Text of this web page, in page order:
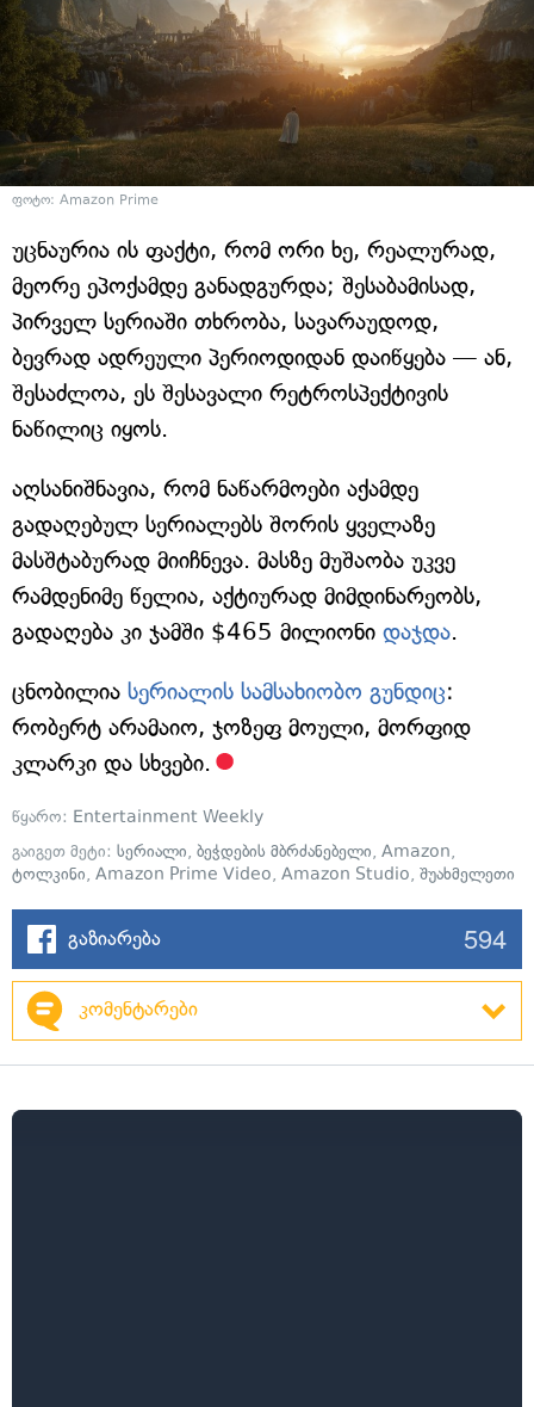
ფოტო: Amazon Prime
უცნაურია ის ფაქტი, რომ ორი ხე, რეალურად,
მეორე ეპოქამდე განადგურდა; შესაბამისად,
პირველ სერიაში თხრობა, სავარაუდოდ,
ბევრად ადრეული პერიოდიდან დაიწყება — ან,
შესაძლოა, ეს შესავალი რეტროსპექტივის
ნაწილიც იყოს.
აღსანიშნავია, რომ ნაწარმოები აქამდე
გადაღებულ სერიალებს შორის ყველაზე
მასშტაბურად მიიჩნევა. მასზე მუშაობა უკვე
რამდენიმე წელია, აქტიურად მიმდინარეობს,
გადაღება კი ჯამში $465 მილიონი დაჯდა.
ცნობილია სერიალის სამსახიობო გუნდიც:
რობერტ არამაიო, ჯოზეფ მოული, მორფიდ
კლარკი და სხვები.
წყარო: Entertainment Weekly
გაიგეთ მეტი: სერიალი, ბეჭდების მბრძანებელი, Amazon,
ტოლკინი, Amazon Prime Video, Amazon Studio, შუახმელეთი
გაზიარება 594
კომენტარები